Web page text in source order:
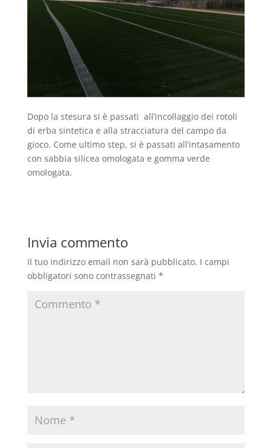
Dopo la stesura si è passati all’incollaggio dei rotoli
di erba sintetica e alla stracciatura del campo da
gioco. Come ultimo step, si è passati all’intasamento
con sabbia silicea omologata e gomma verde
omologata.
Invia commento
Il tuo indirizzo email non sarà pubblicato. I campi
obbligatori sono contrassegnati *